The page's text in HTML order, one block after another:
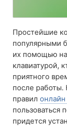
Простейшие
популярными
их помощью
клавиатурой,
приятного
после работы.
правил
пользоваться
придется